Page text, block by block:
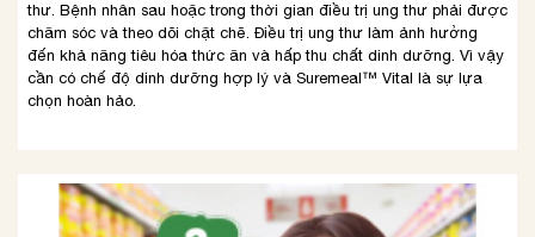
thư. Bệnh nhân sau hoặc trong thời gian điều trị ung thư phải được
chăm sóc và theo dõi chặt chẽ. Điều trị ung thư làm ảnh hưởng
đến khả năng tiêu hóa thức ăn và hấp thu chất dinh dưỡng. Vì vậy
cần có chế độ dinh dưỡng hợp lý và Suremeal™ Vital là sự lựa
chọn hoàn hảo.